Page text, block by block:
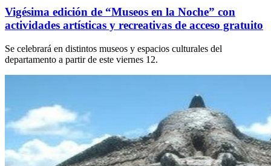
Vigésima edición de “Museos en la Noche” con
actividades artísticas y recreativas de acceso gratuito
Se celebrará en distintos museos y espacios culturales del
departamento a partir de este viernes 12.